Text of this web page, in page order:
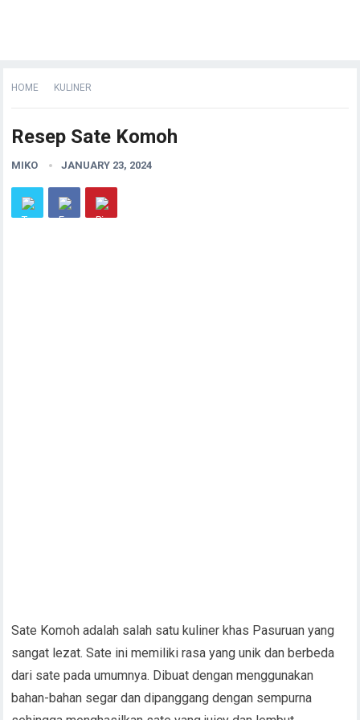
HOME KULINER
Resep Sate Komoh
MIKO JANUARY 23, 2024
Sate Komoh adalah salah satu kuliner khas Pasuruan yang
sangat lezat. Sate ini memiliki rasa yang unik dan berbeda
dari sate pada umumnya. Dibuat dengan menggunakan
bahan-bahan segar dan dipanggang dengan sempurna